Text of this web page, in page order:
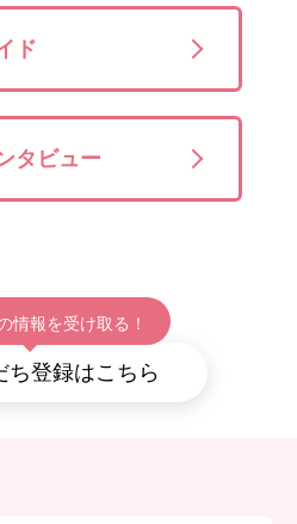
ド
タビュー
情報を受け取る！
ち登録はこちら